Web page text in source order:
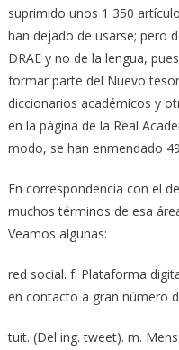
suprimido unos 1 350
han dejado de usarse; pero
DRAE y no de la lengua,
formar parte del Nuevo
diccionarios académicos y
en la página de la Real
modo, se han enmendado
En correspondencia con el
muchos términos de esa
Veamos algunas:
red social. f. Plataforma
en contacto a gran número
tuit. (Del ing. tweet). m.